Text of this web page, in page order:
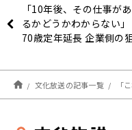
「10年後、その仕事があ
るかどうかわからない」
70歳定年延長 企業側の
文化放送の記事一覧 「こ